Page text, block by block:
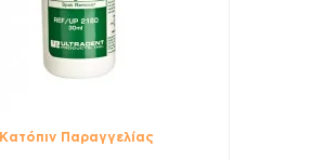
Κατόπιν Παραγγελίας